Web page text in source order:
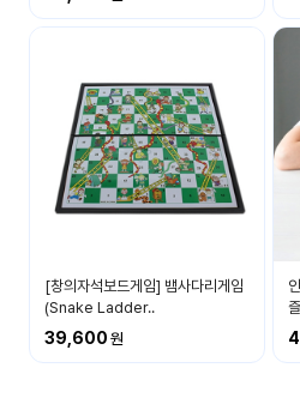
공지
사항
이벤
트
들의
이야
후기
게시
판
[창의자석보드게임] 뱀사다리게임
(Snake Ladder..
39,600